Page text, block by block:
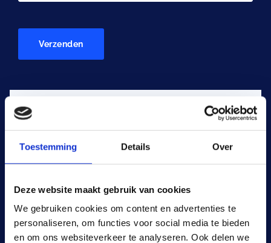
Toestemming Details Over
Deze website maakt gebruik van cookies
We gebruiken cookies om content en advertenties te
personaliseren, om functies voor social media te bieden
en om ons websiteverkeer te analyseren. Ook delen we
Contactgegevens
Leuvensesteenweg 246
+32 460 96 36 20